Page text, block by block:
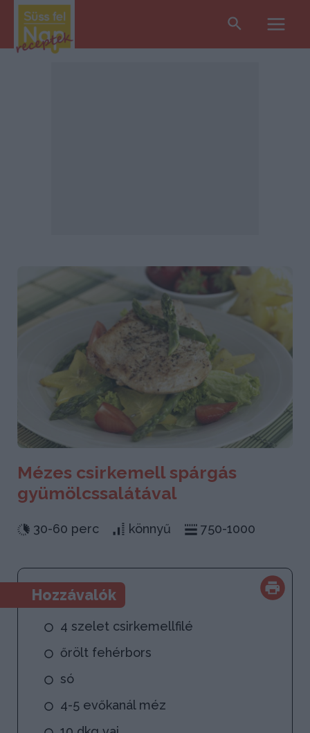
Search
Mézes csirkemell spárgás
gyümölcssalátával
30-60 perc könnyű 750-1000
Hozzávalók
4 szelet csirkemellfilé
őrölt fehérbors
só
4-5 evőkanál méz